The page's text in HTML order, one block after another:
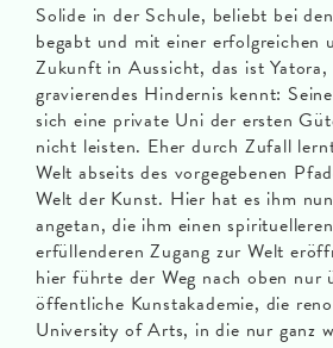
Solide in der Schule, beliebt bei
begabt und mit einer erfolgreichen
Zukunft in Aussicht, das ist
gravierendes Hindernis kennt:
sich eine private Uni der ersten
nicht leisten. Eher durch Zufall
Welt abseits des vorgegebenen
Welt der Kunst. Hier hat es ihm
angetan, die ihm einen
erfüllenderen Zugang zur Welt
hier führte der Weg nach oben nur
öffentliche Kunstakademie, die
University of Arts, in die nur ganz